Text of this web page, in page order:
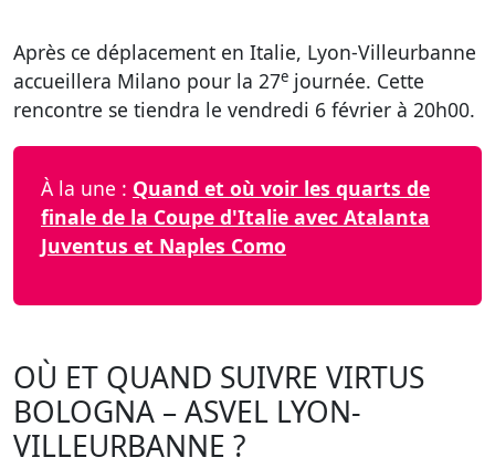
Après ce déplacement en Italie, Lyon-Villeurbanne
accueillera Milano pour la 27e journée. Cette
rencontre se tiendra le vendredi 6 février à 20h00.
À la une : Quand et où voir les quarts de
finale de la Coupe d'Italie avec Atalanta
Juventus et Naples Como
OÙ ET QUAND SUIVRE VIRTUS
BOLOGNA – ASVEL LYON-
VILLEURBANNE ?